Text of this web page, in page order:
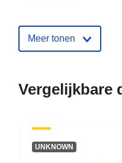
Identificatoren:
Meer tonen
Vergelijkbare
UNKNOWN